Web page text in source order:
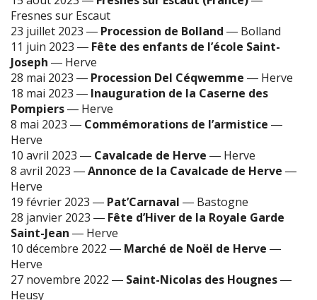
Fresnes sur Escaut
23 juillet 2023 ― Procession de Bolland ― Bolland
11 juin 2023 ― Fête des enfants de l’école Saint-
Joseph ― Herve
28 mai 2023 ― Procession Del Céqwemme ― Herve
18 mai 2023 ― Inauguration de la Caserne des
Pompiers― Herve
8 mai 2023 ― Commémorations de l’armistice ―
Herve
10 avril 2023 ― Cavalcade de Herve ― Herve
8 avril 2023 ―Annonce de la Cavalcade de Herve ―
Herve
19 février 2023 ― Pat’Carnaval ― Bastogne
28 janvier 2023 ― Fête d’Hiver de la Royale Garde
Saint-Jean ― Herve
10 décembre 2022 ― Marché de Noël de Herve ―
Herve
27 novembre 2022 ― Saint-Nicolas des Hougnes―
Heusy